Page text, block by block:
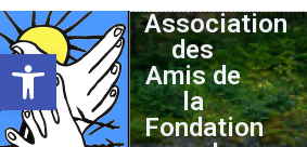
Ouvrir la barre d’outils
Association
des
Amis de
la
Fondation